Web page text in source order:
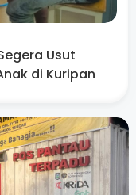
Usut
di Kuripan